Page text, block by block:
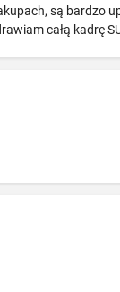
są bardzo
całą kadrę